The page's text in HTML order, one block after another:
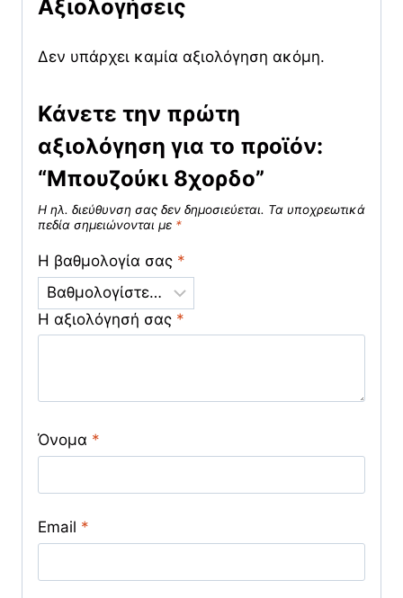
Αξιολογήσεις
Δεν υπάρχει καμία αξιολόγηση ακόμη.
Κάνετε την πρώτη
αξιολόγηση για το προϊόν:
“Μπουζούκι 8χορδο”
Η ηλ. διεύθυνση σας δεν δημοσιεύεται. Τα υποχρεωτικά
πεδία σημειώνονται με *
Η βαθμολογία σας *
Η αξιολόγησή σας *
Όνομα *
Email *